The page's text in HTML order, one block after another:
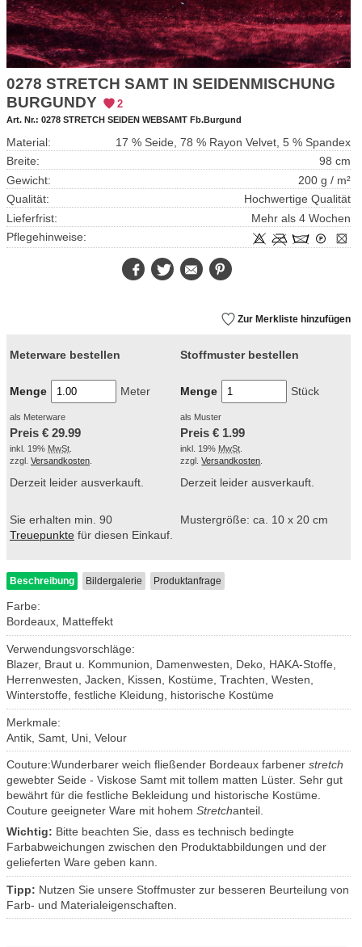
0278 STRETCH SAMT IN SEIDENMISCHUNG
BURGUNDY
2
Art. Nr.: 0278 STRETCH SEIDEN WEBSAMT Fb.Burgund
Material:
17 % Seide, 78 % Rayon Velvet, 5 % Spandex
Breite:
98 cm
Gewicht:
200 g / m²
Qualität:
Hochwertige Qualität
Lieferfrist:
Mehr als 4 Wochen
Pflegehinweise:
FacebookTwitter E-
Mail
Zur Merkliste hinzufügen
Meterware bestellen
Menge Meter
als Meterware
Preis € 29.99
inkl. 19% MwSt
zzgl. Versandkosten
Derzeit leider ausverkauft.
Sie erhalten min. 90
Treuepunkte für diesen Einkauf.
Stoffmuster bestellen
Menge Stück
als Muster
Preis € 1.99
inkl. 19% MwSt
zzgl.Versandkosten
Derzeit leider ausverkauft.
Mustergröße: ca. 10 x 20 cm
Beschreibung Bildergalerie Produktanfrage
Farbe:
Bordeaux, Matteffekt
Verwendungsvorschläge:
Blazer, Braut u. Kommunion, Damenwesten, Deko, HAKA-Stoffe,
Herrenwesten, Jacken, Kissen, Kostüme, Trachten, Westen,
Winterstoffe, festliche Kleidung, historische Kostüme
Merkmale:
Antik, Samt, Uni, Velour
Couture:Wunderbarer weich fließender Bordeaux farbener stretch
gewebter Seide - Viskose Samt mit tollem matten Lüster. Sehr gut
bewährt für die festliche Bekleidung und historische Kostüme.
Couture geeigneter Ware mit hohem Stretchanteil.
Wichtig: Bitte beachten Sie, dass es technisch bedingte
Farbabweichungen zwischen den Produktabbildungen und der
gelieferten Ware geben kann.
Tipp: Nutzen Sie unsere Stoffmuster zur besseren Beurteilung von
Farb- und Materialeigenschaften.